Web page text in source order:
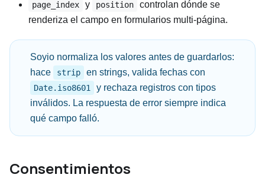
page_index y position
controlan dónde se
renderiza el campo en formularios multi-página.
Soyio normaliza los valores antes de guardarlos:
hace
strip en strings, valida fechas con
Date.iso8601
y rechaza registros con tipos
inválidos. La respuesta de error siempre indica
qué campo falló.
Consentimientos